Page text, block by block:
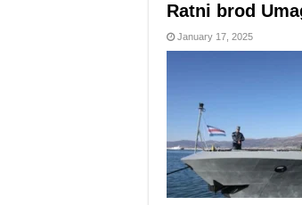
Ratni brod
January 17, 2025